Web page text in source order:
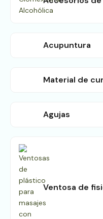
Acupuntura
Material de
Agujas
Ventosa de